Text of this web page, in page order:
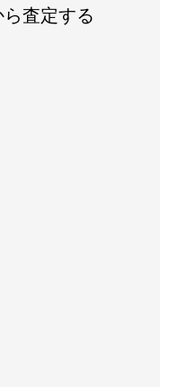
査定する